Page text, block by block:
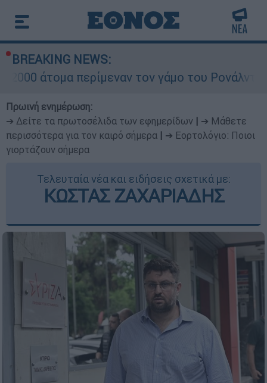
BREAKING NEWS:
τον γάμο του Ρονάλντο στη Μαδέρα
Πρωινή ενημέρωση:
➔ Δείτε τα πρωτοσέλιδα των εφημερίδων
➔ Μάθετε
περισσότερα για τον καιρό σήμερα
➔ Εορτολόγιο: Ποιοι
γιορτάζουν σήμερα
Τελευταία νέα και ειδήσεις σχετικά με:
ΚΩΣΤΑΣ ΖΑΧΑΡΙΑΔΗΣ